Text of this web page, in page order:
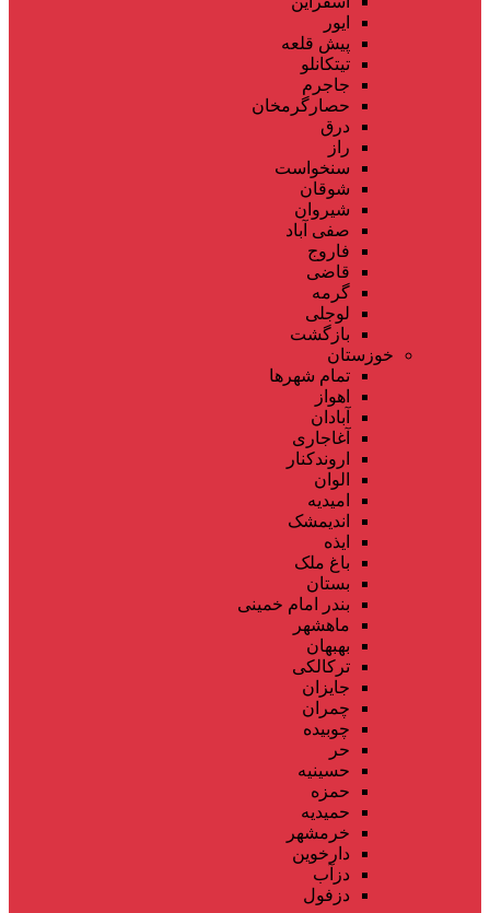
ایور
پیش قلعه
تیتکانلو
جاجرم
حصارگرمخان
درق
راز
سنخواست
شوقان
شیروان
صفی آباد
فاروج
قاضی
گرمه
لوجلی
بازگشت
خوزستان
تمام شهر‌ها
اهواز
آبادان
آغاجاری
اروندکنار
الوان
امیدیه
اندیمشک
ایذه
باغ ملک
بستان
بندر امام خمینی
ماهشهر
بهبهان
ترکالکی
جایزان
چمران
چوبیده
حر
حسینیه
حمزه
حمیدیه
خرمشهر
دارخوین
دزآب
دزفول